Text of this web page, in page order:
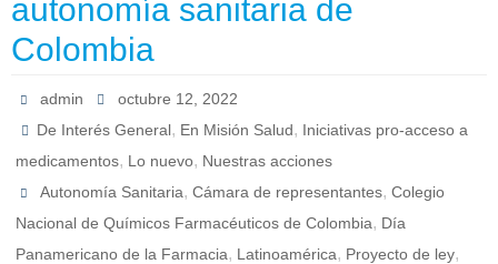
autonomía sanitaria de
Colombia
admin
octubre 12, 2022
De Interés General, En Misión Salud, Iniciativas pro-acceso a
medicamentos, Lo nuevo, Nuestras acciones
Autonomía Sanitaria,Cámara de representantes,Colegio
Nacional de Químicos Farmacéuticos de Colombia, Día
Panamericano de la Farmacia, Latinoamérica, Proyecto de ley,